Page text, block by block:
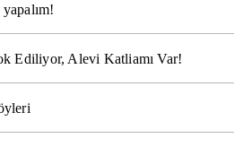
Ediliyor, Alevi Katliamı Var!